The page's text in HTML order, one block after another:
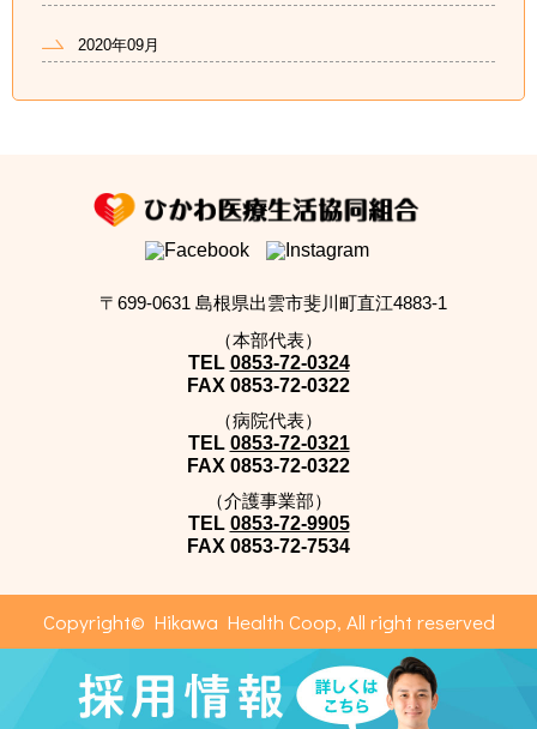
2020年09月
〒699-0631 島根県出雲市斐川町直江4883-1
（本部代表）
TEL 0853-72-0324
FAX 0853-72-0322
（病院代表）
TEL 0853-72-0321
FAX 0853-72-0322
（介護事業部）
TEL 0853-72-9905
FAX 0853-72-7534
Copyright© Hikawa Health Coop, All right reserved